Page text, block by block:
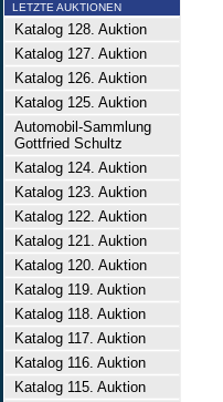
LETZTE AUKTIONEN
Katalog 128. Auktion
Katalog 127. Auktion
Katalog 126. Auktion
Katalog 125. Auktion
Automobil-Sammlung
Gottfried Schultz
Katalog 124. Auktion
Katalog 123. Auktion
Katalog 122. Auktion
Katalog 121. Auktion
Katalog 120. Auktion
Katalog 119. Auktion
Katalog 118. Auktion
Katalog 117. Auktion
Katalog 116. Auktion
Katalog 115. Auktion